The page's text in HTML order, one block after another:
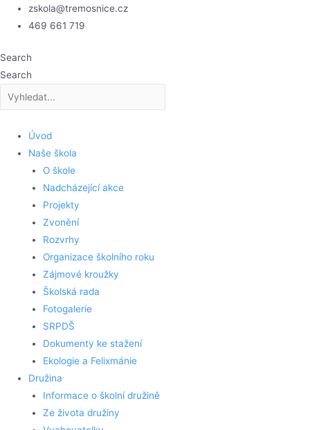
Přeskočitzskola@tremosnice.cz
469 661 719
Search
Search
Úvod
Naše škola
O škole
Nadcházející akce
Projekty
Zvonění
Rozvrhy
Organizace školního roku
Zájmové kroužky
Školská rada
Fotogalerie
SRPDŠ
Dokumenty ke stažení
Ekologie a Felixmánie
Družina
Informace o školní družině
Ze života družiny